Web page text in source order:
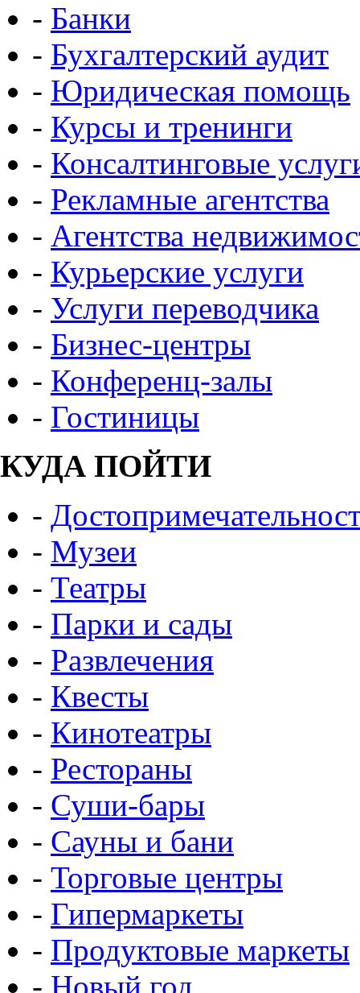
- Банки
- Бухгалтерский аудит
- Юридическая помощь
- Курсы и тренинги
- Консалтинговые
- Рекламные агентства
- Агентства
- Курьерские услуги
- Услуги переводчика
- Бизнес-центры
- Конференц-залы
- Гостиницы
КУДА ПОЙТИ
-
- Музеи
- Театры
- Парки и сады
- Развлечения
- Квесты
- Кинотеатры
- Рестораны
- Суши-бары
- Сауны и бани
- Торговые центры
- Гипермаркеты
- Продуктовые маркеты